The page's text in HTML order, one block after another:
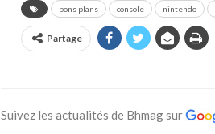
bons plans console nintendo
Partage
Suivez les actualités de Bhmag sur